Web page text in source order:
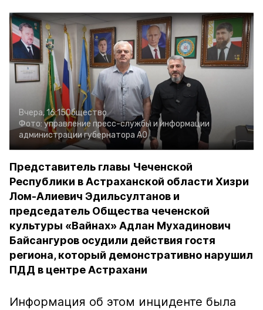
Вчера, 16:15Общество
Фото: управление пресс-службы и информации
администрации губернатора АО
Представитель главы Чеченской
Республики в Астраханской области Хизри
Лом-Алиевич Эдильсултанов и
председатель Общества чеченской
культуры «Вайнах» Адлан Мухадинович
Байсангуров осудили действия гостя
региона, который демонстративно нарушил
ПДД в центре Астрахани
Информация об этом инциденте была